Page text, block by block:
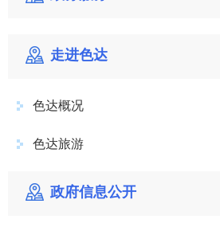
走进色达
色达概况
色达旅游
政府信息公开